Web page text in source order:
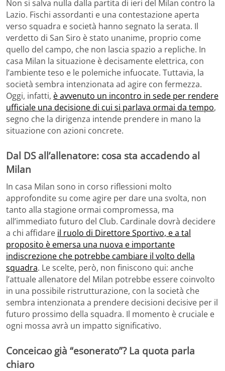
Non si salva nulla dalla partita di ieri del Milan contro la
Lazio. Fischi assordanti e una contestazione aperta
verso squadra e società hanno segnato la serata. Il
verdetto di San Siro è stato unanime, proprio come
quello del campo, che non lascia spazio a repliche. In
casa Milan la situazione è decisamente elettrica, con
l’ambiente teso e le polemiche infuocate. Tuttavia, la
società sembra intenzionata ad agire con fermezza.
Oggi, infatti, è avvenuto un incontro in sede per rendere
ufficiale una decisione di cui si parlava ormai da tempo,
segno che la dirigenza intende prendere in mano la
situazione con azioni concrete.
Dal DS all’allenatore: cosa sta accadendo al
Milan
In casa Milan sono in corso riflessioni molto
approfondite su come agire per dare una svolta, non
tanto alla stagione ormai compromessa, ma
all’immediato futuro del Club. Cardinale dovrà decidere
a chi affidare il ruolo di Direttore Sportivo, e a tal
proposito è emersa una nuova e importante
indiscrezione che potrebbe cambiare il volto della
squadra. Le scelte, però, non finiscono qui: anche
l’attuale allenatore del Milan potrebbe essere coinvolto
in una possibile ristrutturazione, con la società che
sembra intenzionata a prendere decisioni decisive per il
futuro prossimo della squadra. Il momento è cruciale e
ogni mossa avrà un impatto significativo.
Conceicao già “esonerato”? La quota parla
chiaro